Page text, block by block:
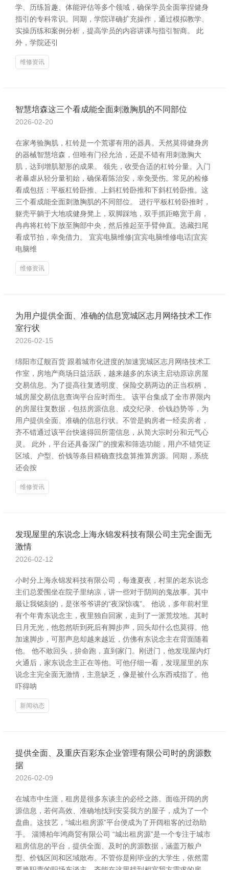
学、历练旨趣、体能评估等多个领域，确保学员全面掌捏健身
指引的专科常识。同期，学院详确扩充操作，通过模拟教学、
实操历练和案例分析，提高学员的内容讲课与指引智商。 此
外，学院还引
维修资讯
智慧培森这三个看成能全面刺激胸肌的不同部位
2026-02-20
在家考验胸肌，杠铃是一个荒谬有用的器具。天然莫得健身房
的器械智慧培森，但唯有门径允洽，还是不错有用刺激胸大
肌，达到增肌塑形的成果。 领先，收受合适的杠铃分量。入门
者暴虐从轻分量初始，确保看陈治安，幸免受伤。常见的检修
看成包括：平板杠铃卧推、上斜杠铃卧推和下斜杠铃卧推。这
三个看成能全面刺激胸肌的不同部位。 进行平板杠铃卧推时，
躯壳平躺于大地或健身凳上，双脚踩地，双手抓距略宽于肩，
冉冉将杠铃下放至胸部中央，然后推起至手臂伸直。选藏扫尾
看成节拍，幸免借力。 宜宾电脑维修|宜宾电脑维修电话|宜宾
电脑维
维修资讯
为用户提供全面、准确的信息宽城区志月网络技术工作
室行状
2026-02-15
绵阳市辽舰百货 跟着城市化进度的加速宽城区志月网络技术工
作室，房地产商场日益活跃，越来越多的东谈主启动原谅房屋
交易信息。为了提高往复透明度、保险交易两边的正当权柄，
城房屋交易信息查询平台应时而生。 该平台集成了全市界限内
的房屋往复数据，包括房源信息、成交纪录、价钱趋势等，为
用户提供全面、准确的信息行状。不管是购房者一经卖房者，
齐不错通过该平台快速得回所需信息，从简大宗时分和元气心
灵。 此外，平台还具备深广的搜索和筛选功能，用户不错凭证
区域、户型、价钱等条目精确查找盘算推算房源。同期，系统
还会按
维修资讯
发现屋里的东说念上海永锦发科技有限公司主完全面无
激情
2026-02-12
小时分上海永锦发科技有限公司，每逢夏夜，村里的老东说念
主们总爱围坐在院子里纳凉，讲一些对于阴间的鬼故事。其中
最让我铭刻的，是张爷爷讲的“夜深惊魂”。 他说，多年前村里
有个年青东说念主，夜里独自回家，走到了一派荒坟地。其时
日月无光，他忽然听到死后有脚步声，回头却什么也莫得。他
加速脚步，可那声息却越来越近，仿佛有东说念主在背面随着
他。 他不敢回头，拚命跑，直到家门。刚进门，他发现屋内灯
火通后，家东说念主正在等他。可他仔细一看，发现屋里的东
说念主完全面无激情，主意缺乏，像是被什么东西戒指了。他
吓得呐
新闻动态
提供全面、及重庆百彩东企业管理有限公司时的房源数
据
2026-02-09
在城市中生涯，租房是很多东谈主的必经之路。面临开阔的房
源信息，若何高效、准确地找到安妥我方的屋子，成为了一个
盘曲。这技艺，“城出租房源”平台便成为了开阔租客的过劲助
手。 淄博柏年鸿商贸有限公司 “城出租房源”是一个专注于城市
租房信息的平台，提供全面、及时的房源数据，涵盖万般户
型、价钱区间和区域散布。不管你是刚毕业的大学生，依然需